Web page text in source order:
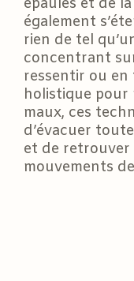
également
rien de tel
concentrant
ressentir ou en
holistique pour
maux, ces
d’évacuer
et de retrouver
mouvements